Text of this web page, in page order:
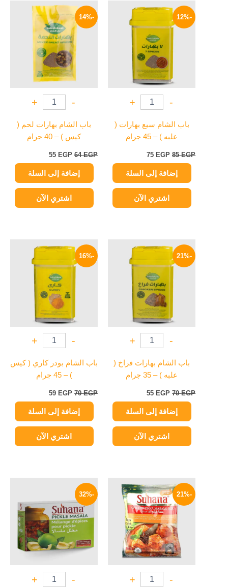
-12%
-
+
باب الشام سبع بهارات (
علبه ) – 45 جرام
85EGP
الأصلي
هو:
85 EGP.
75 EGP
الحالي
75 EGP.
إضافة إلى السلة
اشتري الآن
-14%
-
+
باب الشام بهارات لحم (
كيس ) – 40 جرام
64EGP
السعر
الأصلي
هو:
64 EGP.
55 EGP
السعر
الحالي
هو:
55 EGP.
إضافة إلى السلة
اشتري الآن
-21%
-
+
باب الشام بهارات فراخ (
علبه ) – 35 جرام
70EGP
الأصلي
هو:
70 EGP.
55 EGP
الحالي
55 EGP.
إضافة إلى السلة
اشتري الآن
-16%
-
+
باب الشام بودر كاري ( كيس
) – 45 جرام
70EGP
الأصلي
هو:
70 EGP.
59 EGP
الحالي
59 EGP.
إضافة إلى السلة
اشتري الآن
-21%
-
+
الأصلي
هو:
240 EGP.
الحالي
هو:
189 EGP.
-32%
-
+
250 EGP.
169 EGP.